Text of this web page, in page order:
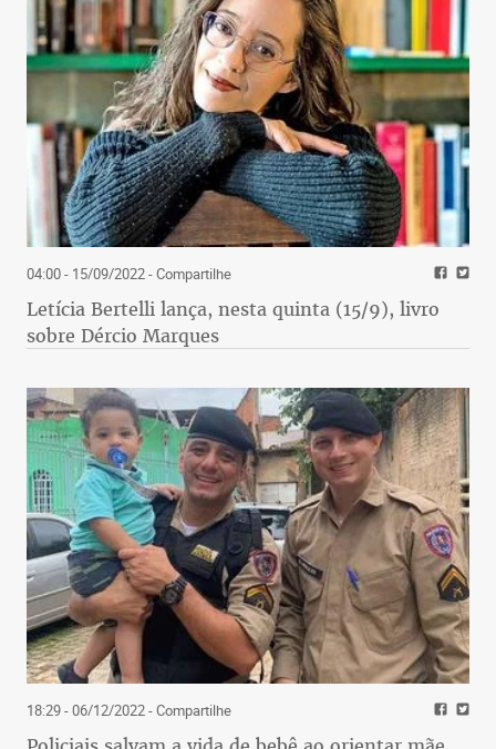
04:00 - 15/09/2022- Compartilhe
Letícia Bertelli lança, nesta quinta (15/9), livro
sobre Dércio Marques
18:29 - 06/12/2022- Compartilhe